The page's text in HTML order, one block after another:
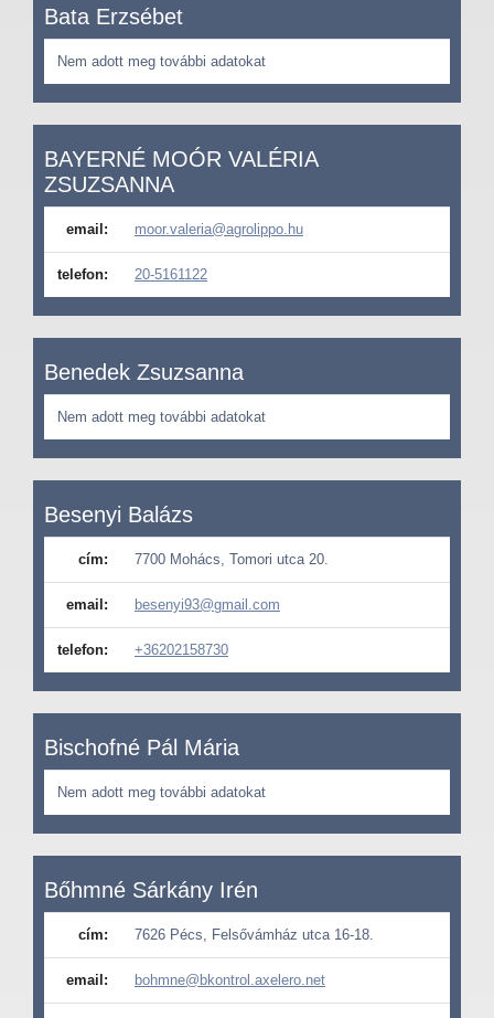
Bata Erzsébet
Nem adott meg további adatokat
BAYERNÉ MOÓR VALÉRIA
ZSUZSANNA
email: moor.valeria@agrolippo.hu
telefon: 20-5161122
Benedek Zsuzsanna
Nem adott meg további adatokat
Besenyi Balázs
cím: 7700 Mohács, Tomori utca 20.
email: besenyi93@gmail.com
telefon: +36202158730
Bischofné Pál Mária
Nem adott meg további adatokat
Bőhmné Sárkány Irén
cím: 7626 Pécs, Felsővámház utca 16-18.
email: bohmne@bkontrol.axelero.net